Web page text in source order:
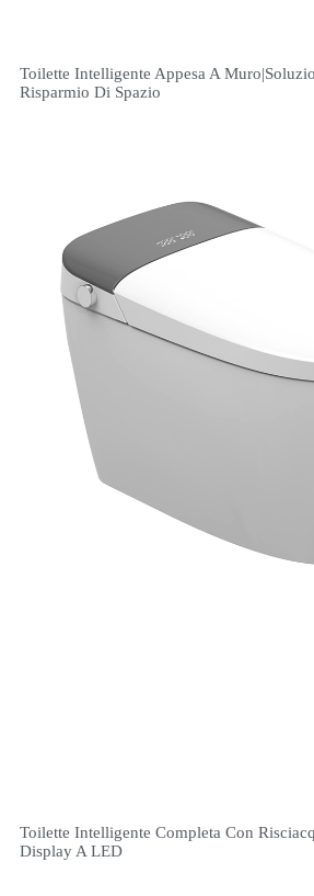
Toilette Intelligente Appesa A
Risparmio Di Spazio
Toilette Intelligente Completa Con
Display A LED